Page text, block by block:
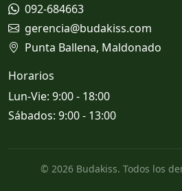
092-684663
gerencia@budakiss.com
Punta Ballena, Maldonado
Horarios
Lun-Vie: 9:00 - 18:00
Sábados: 9:00 - 13:00
© 2026 Budakiss. Todos los